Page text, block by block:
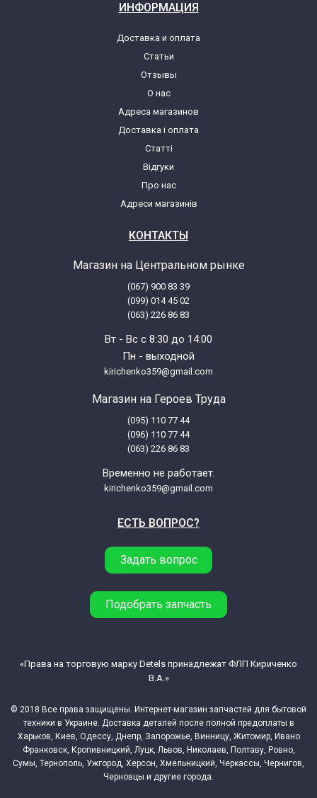
ИНФОРМАЦИЯ
Доставка и оплата
Статьи
Отзывы
О нас
Адреса магазинов
Доставка і оплата
Статті
Відгуки
Про нас
Адреси магазинів
КОНТАКТЫ
Магазин на Центральном рынке
(067) 900 83 39
(099) 014 45 02
(063) 226 86 83
Вт - Вс с 8:30 до 14:00
Пн - выходной
kirichenko359@gmail.com
Магазин на Героев Труда
(095) 110 77 44
(096) 110 77 44
(063) 226 86 83
Временно не работает.
kirichenko359@gmail.com
ЕСТЬ ВОПРОС?
Задать вопрос
Подобрать запчасть
© 2018 Все права защищены. Интернет-магазин запчастей для бытовой
техники в Украине. Доставка деталей после полной предоплаты в
Харьков, Киев, Одессу, Днепр, Запорожье, Винницу, Житомир, Ивано
Франковск, Кропивницкий, Луцк, Львов, Николаев, Полтаву, Ровно,
Сумы, Тернополь, Ужгород, Херсон, Хмельницкий, Черкассы, Чернигов,
Черновцы и другие города.
«Права на торговую марку Detels принадлежат ФЛП Кириченко
В.А.»